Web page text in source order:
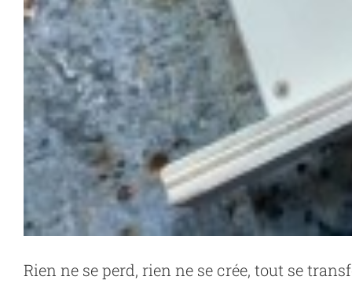
Rien ne se perd, rien ne se crée, tout se